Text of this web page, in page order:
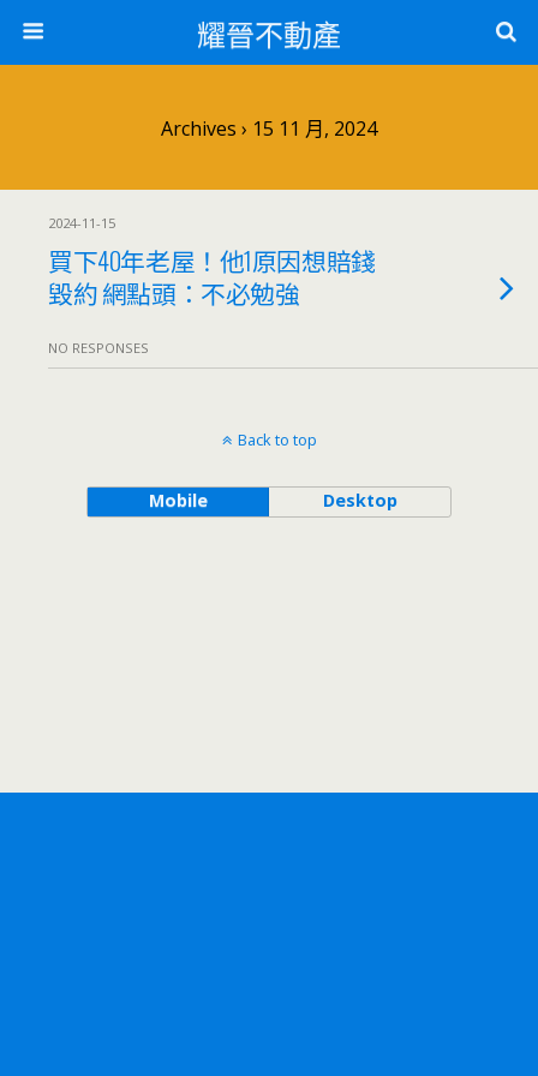
耀晉不動產
Archives › 15 11 月, 2024
2024-11-15
買下40年老屋！他1原因想賠錢
毀約 網點頭：不必勉強
NO RESPONSES
Back to top
Mobile Desktop